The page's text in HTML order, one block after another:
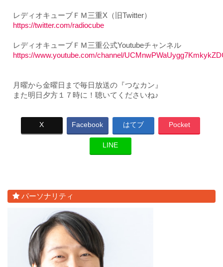
レディオキューブＦＭ三重X（旧Twitter）
https://twitter.com/radiocube
レディオキューブＦＭ三重公式Youtubeチャンネル
https://www.youtube.com/channel/
月曜から金曜日まで毎日放送の『つなカン』
また明日夕方１７時に！聴いてくださいね♪
X Facebook はてブ Pocket
LINE
パーソナリティ